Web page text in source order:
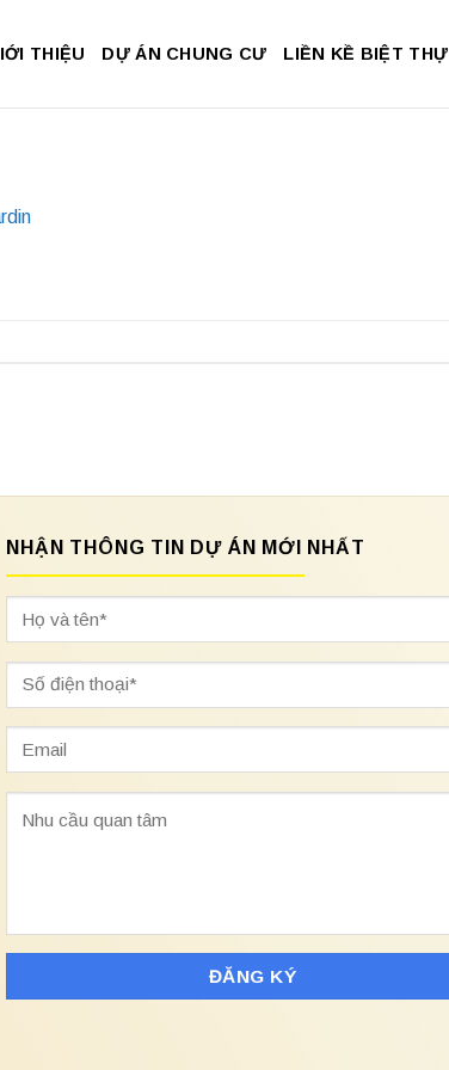
THIỆU DỰ ÁN CHUNG CƯ LIỀN KỀ BIỆT THỰ
NHẬN THÔNG TIN DỰ ÁN MỚI NHẤT